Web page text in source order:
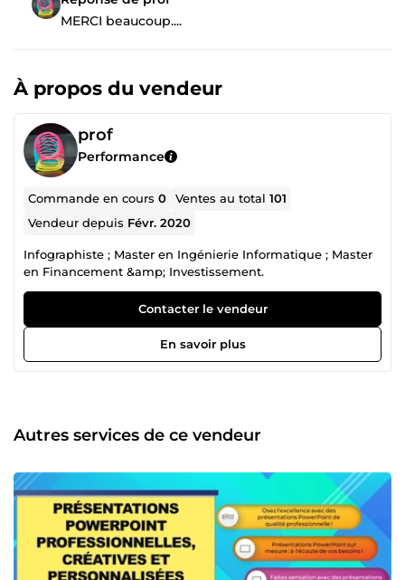
MERCI beaucoup....
À propos du vendeur
prof
Performance
Commande en cours0 Ventes au total101
Vendeur depuis Févr. 2020
Infographiste ; Master en Ingénierie Informatique ; Master
en Financement &amp; Investissement.
Contacter le vendeur
En savoir plus
Autres services de ce vendeur